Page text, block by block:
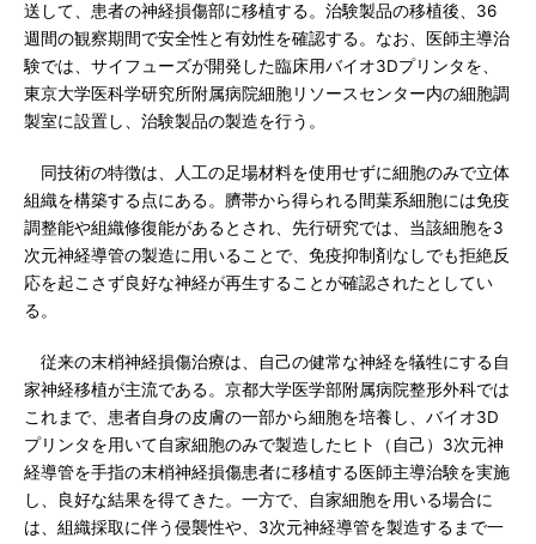
送して、患者の神経損傷部に移植する。治験製品の移植後、36
週間の観察期間で安全性と有効性を確認する。なお、医師主導治
験では、サイフューズが開発した臨床用バイオ3Dプリンタを、
東京大学医科学研究所附属病院細胞リソースセンター内の細胞調
製室に設置し、治験製品の製造を行う。
同技術の特徴は、人工の足場材料を使用せずに細胞のみで立体
組織を構築する点にある。臍帯から得られる間葉系細胞には免疫
調整能や組織修復能があるとされ、先行研究では、当該細胞を3
次元神経導管の製造に用いることで、免疫抑制剤なしでも拒絶反
応を起こさず良好な神経が再生することが確認されたとしてい
る。
従来の末梢神経損傷治療は、自己の健常な神経を犠牲にする自
家神経移植が主流である。京都大学医学部附属病院整形外科では
これまで、患者自身の皮膚の一部から細胞を培養し、バイオ3D
プリンタを用いて自家細胞のみで製造したヒト（自己）3次元神
経導管を手指の末梢神経損傷患者に移植する医師主導治験を実施
し、良好な結果を得てきた。一方で、自家細胞を用いる場合に
は、組織採取に伴う侵襲性や、3次元神経導管を製造するまで一